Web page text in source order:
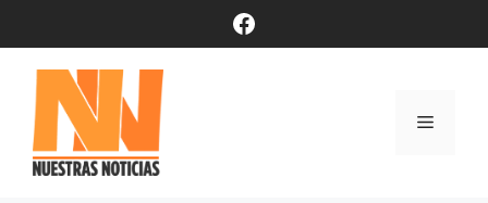
contenido
Facebook
Menú